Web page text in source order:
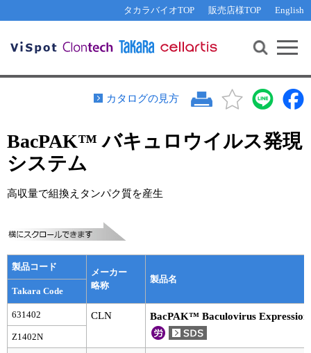
タカラバイオTOP 販売店様TOP English
機能解析・サイレンシング
PCR・等温増幅
リアルタイムPCR（qPCR）
装置・ソフトウェア
サンプル請求
テクニカルサポートライン
その他 ライセンスに関するご相談
遺伝子組換え生物該当製品
研究支援ツール
Cut-Site Navigator 制限酵素切断サイトの検索
In-Fusion Cloning プライマー設計
抗体検索サイト
リアルタイムPCR
プライマー・プローブ検索・注文
機器ソフトウェア・ベクター配列ダウンロード
ラーニングセンター
実験ガイド
リアルタイムPCR実験ガイド
お問い合わせ WEB会員登録
カタログの見方
BacPAK™ バキュロウイルス発現
システム
高収量で組換えタンパク質を産生
製品コード
メーカー
略称
製品名
Takara Code
631402 CLN BacPAK™ Baculovirus Expression
Z1402N